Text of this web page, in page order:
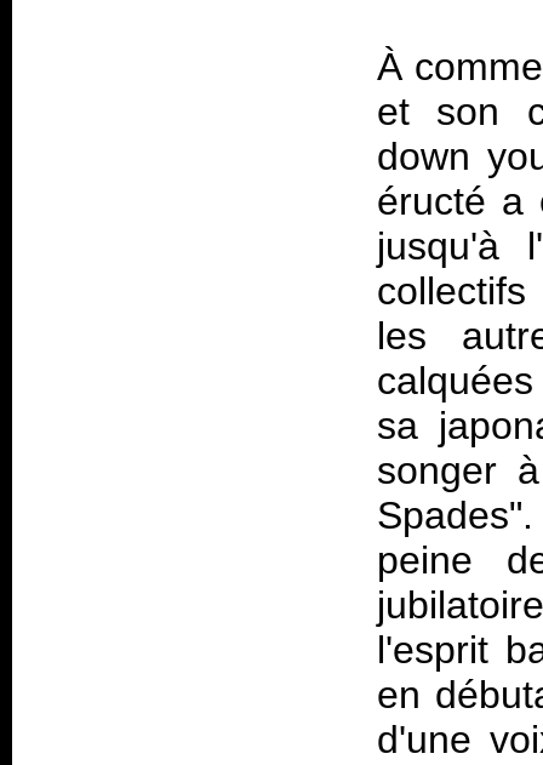
À
et son
down
éructé a
jusqu'à
les
sa
songer
peine
l'esprit
en
d'une